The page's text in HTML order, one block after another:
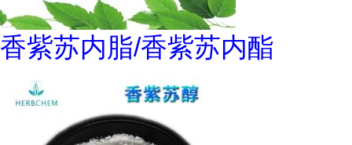
香紫苏内脂/香紫苏内酯